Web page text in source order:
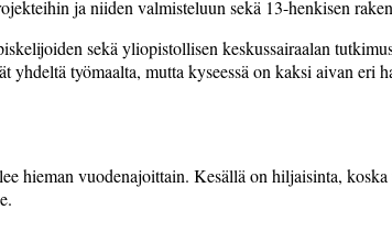
ja niiden valmisteluun sekä 13-henkisen
sekä yliopistollisen keskussairaalan
yhdeltä työmaalta, mutta kyseessä on kaksi aivan eri
hieman vuodenajoittain. Kesällä on hiljaisinta,